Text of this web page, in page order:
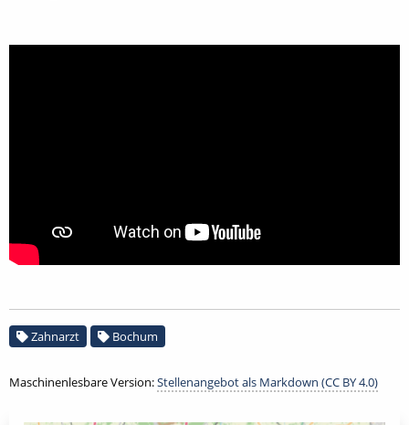
Zahnarzt Bochum
Maschinenlesbare Version:Stellenangebot als Markdown (CC BY 4.0)